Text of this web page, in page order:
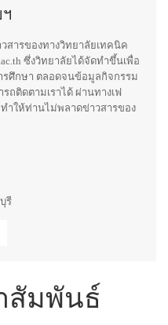
สารของทางวิทยาลัยเทคนิค
ซึ่งวิทยาลัยได้จัดทำขึ้นเพื่อ
รศึกษา ตลอดจนข้อมูลกิจกรรม
ถติดตามเราได้ ผ่านทางเฟ
ำให้ท่านไม่พลาดข่าวสารของ
รี
สัมพันธ์